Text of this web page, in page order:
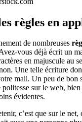
règles en
de nombreuses
vous déjà écrit un
en majuscule au
Une telle écriture
mail. Un peu de bon
politesse sur le web,
évidentes.
c’est que sur le